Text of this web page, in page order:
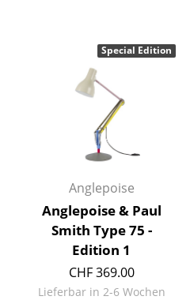
Anglepoise
Anglepoise & Paul
Smith Type 75 -
Edition 1
CHF 369.00
Lieferbar in 2-6 Wochen
Special Edition